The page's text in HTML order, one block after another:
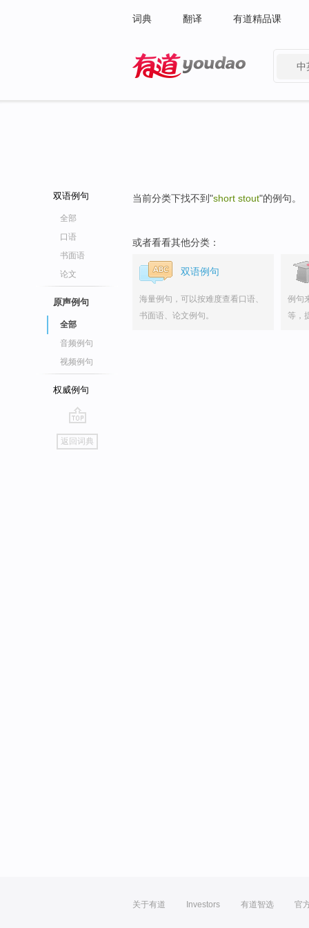
词典 翻译 有道精品课
中
双语例句
全部
口语
书面语
论文
原声例句
全部
音频例句
视频例句
权威例句
go
top
返回词典
当前分类下找不到"short stout"的例句。
或者看看其他分类：
双语例句
海量例句，可以按难度查看口语、
书面语、论文例句。
例句
等，
关于有道 Investors 有道智选 官